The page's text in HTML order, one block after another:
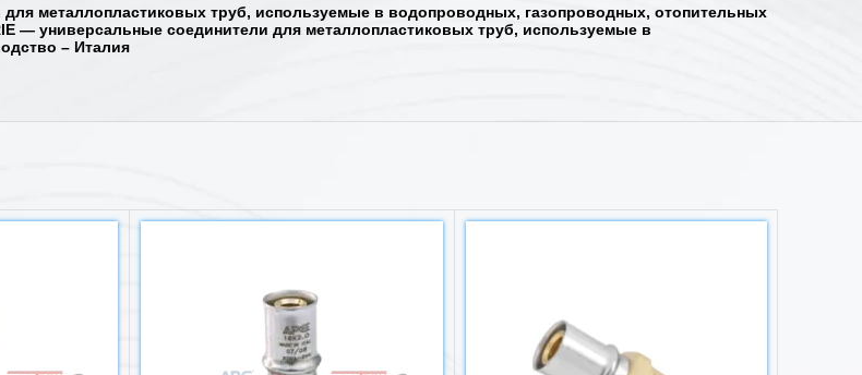
металлопластиковых труб, используемые в водопроводных, газопроводных, отопительных
— универсальные соединители для металлопластиковых труб, используемые в
– Италия